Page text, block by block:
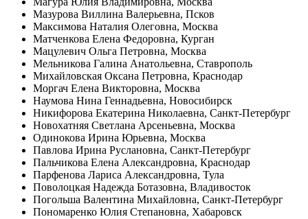
Мазурова Виллина Валерьевна, Псков
Максимова Наталия Олеговна, Москва
Матченкова Елена Федоровна, Курган
Мацулевич Ольга Петровна, Москва
Мельникова Галина Анатольевна, Ставрополь
Михайловская Оксана Петровна, Краснодар
Моргач Елена Викторовна, Москва
Наумова Нина Геннадьевна, Новосибирск
Никифорова Екатерина Николаевна, Санкт-Петербург
Новохатняя Светлана Арсеньевна, Москва
Одинокова Ирина Юрьевна, Москва
Павлова Ирина Руслановна, Санкт-Петербург
Пальчикова Елена Александровна, Краснодар
Парфенова Лариса Александровна, Тула
Поволоцкая Надежда Ботазовна, Владивосток
Погольша Валентина Михайловна, Санкт-Петербург
Пономаренко Юлия Степановна, Хабаровск